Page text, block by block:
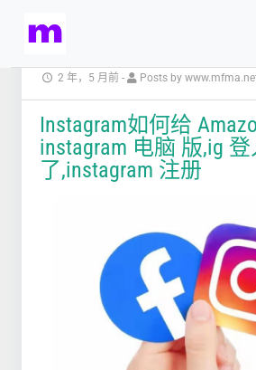
2 年，5 月前 - Posts by
Instagram如何给
instagram 电脑 版,ig
了,instagram 注册